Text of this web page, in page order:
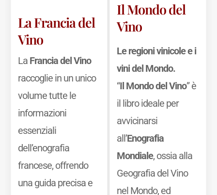
La Francia del
Vino
La Francia del Vino
raccoglie in un unico
volume tutte le
informazioni
essenziali
dell’enografia
francese, offrendo
una guida precisa e
Il Mondo del
Vino
Le regioni vinicole e i
vini del Mondo.
“Il Mondo del Vino” è
il libro ideale per
avvicinarsi
all’Enografia
Mondiale, ossia alla
Geografia del Vino
nel Mondo, ed